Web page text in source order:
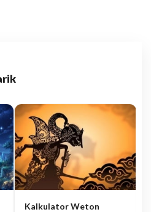
Kalkulator Weton